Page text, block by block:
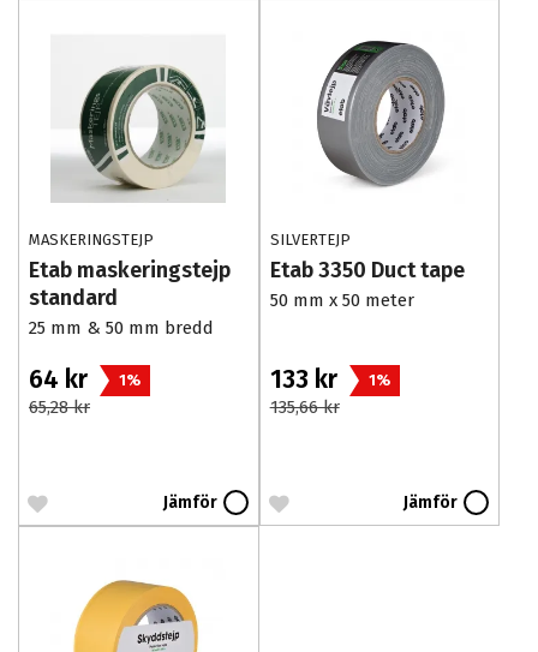
MASKERINGSTEJP
Etab maskeringstejp
standard
25 mm & 50 mm bredd
64 kr 1%
65,28 kr
Jämför
SILVERTEJP
Etab 3350 Duct tape
50 mm x 50 meter
133 kr 1%
135,66 kr
Jämför